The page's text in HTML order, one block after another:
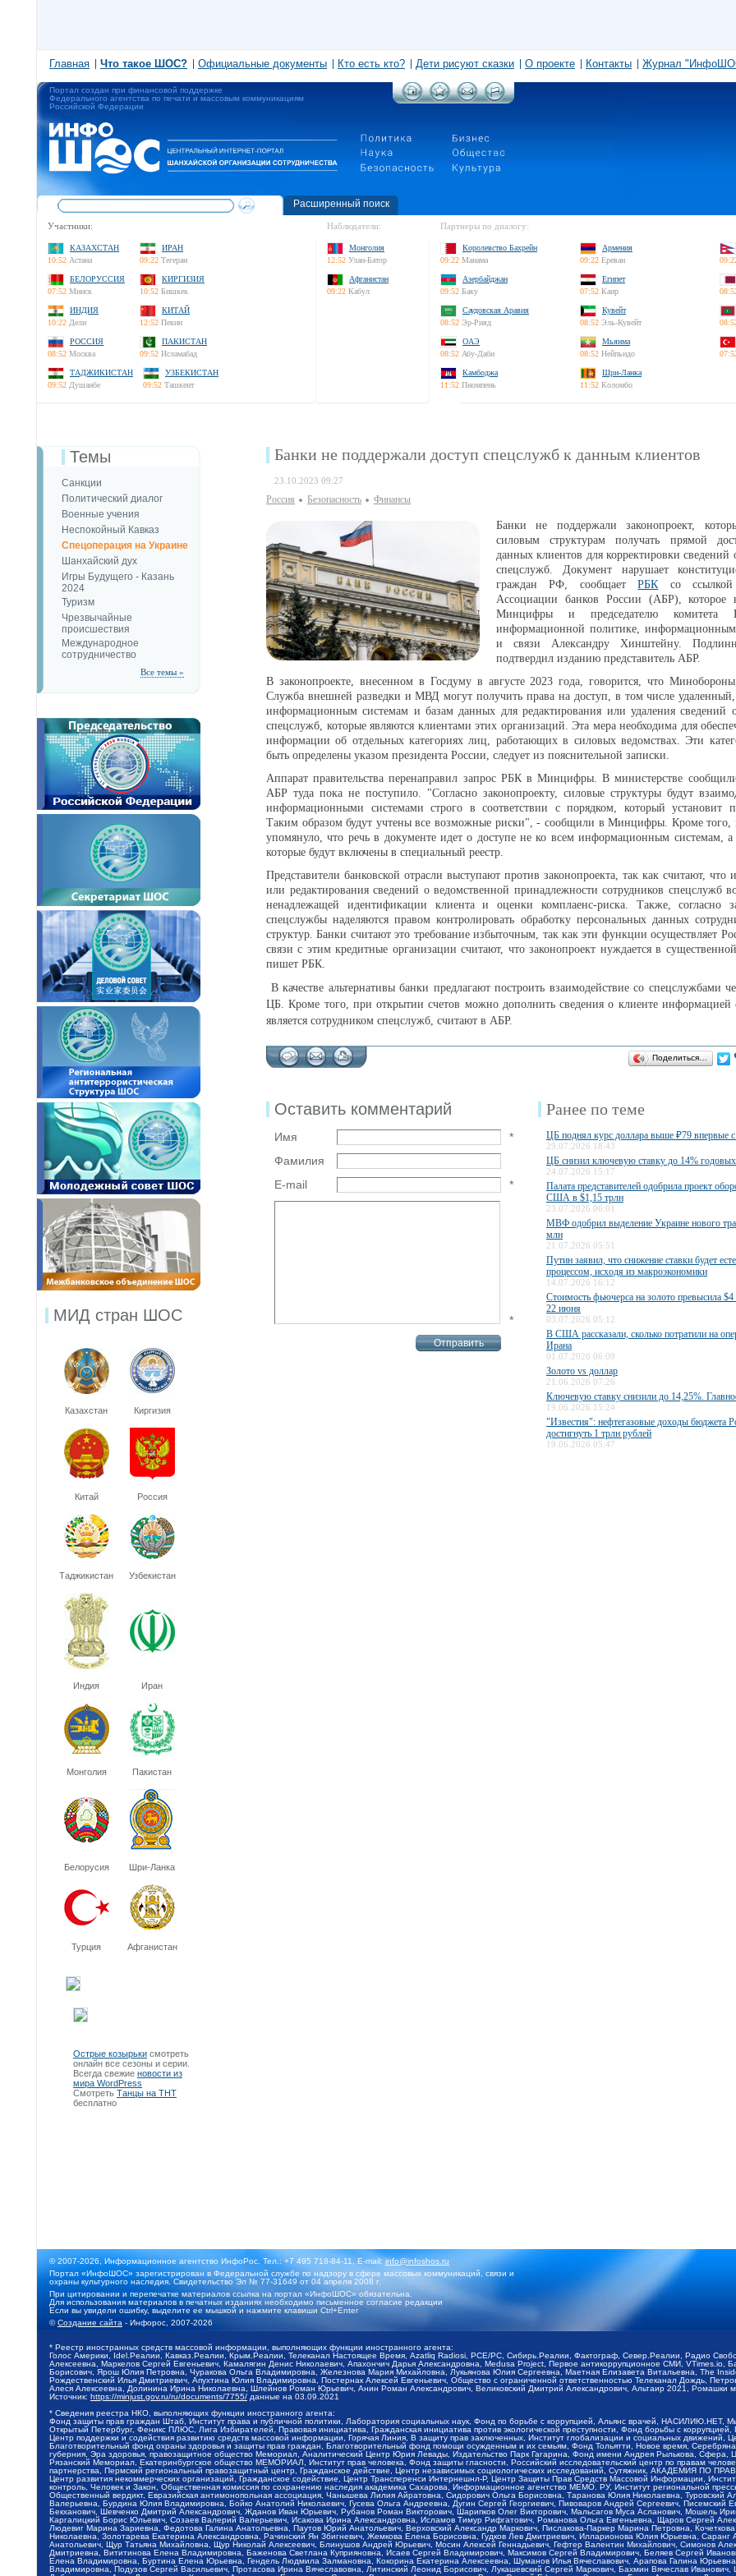
Главная Что такое ШОС? Официальные документы Кто есть кто? Дети рисуют сказки О проекте Контакты Журнал
Портал создан при финансовой поддержке
Федерального агентства по печати и массовым коммуникациям
Российской Федерации
Расширенный поиск
Участники:
КАЗАХСТАН
10:52 Астана
ИРАН
09:22 Тегеран
БЕЛОРУССИЯ
07:52 Минск
КИРГИЗИЯ
10:52 Бишкек
ИНДИЯ
10:22 Дели
КИТАЙ
12:52 Пекин
РОССИЯ
08:52 Москва
ПАКИСТАН
09:52 Исламабад
ТАДЖИКИСТАН
09:52 Душанбе
УЗБЕКИСТАН
09:52 Ташкент
Наблюдатели:
Монголия
12:52 Улан-Батор
Афганистан
09:22 Кабул
Партнеры по диалогу:
Королевство Бахрейн
09:22 Манама
Армения
09:22 Ереван
Азербайджан
09:52 Баку
Египет
07:52 Каир
Саудовская Аравия
08:52 Эр-Рияд
Кувейт
08:52 Эль-Кувейт
ОАЭ
08:52 Абу-Даби
Мьянма
08:52 Нейпьидо
Камбоджа
11:52 Пномпень
Шри-Ланка
11:52 Коломбо
Темы
Санкции
Политический диалог
Военные учения
Неспокойный Кавказ
Спецоперация на Украине
Шанхайский дух
Игры Будущего - Казань
2024
Туризм
Чрезвычайные
происшествия
Международное
сотрудничество
Все темы »
МИД стран ШОС
Казахстан Киргизия
Китай Россия
Таджикистан Узбекистан
Индия Иран
Монголия Пакистан
Белорусия Шри-Ланка
Турция Афганистан
Острые козырьки смотреть
онлайн все сезоны и серии.
Всегда свежие новости из
мира WordPress
Смотреть Танцы на ТНТ
бесплатно
Банки не поддержали доступ спецслужб к данным клиентов
23.10.2023 09:27
Россия Безопаcность Финансы
Банки не поддержали законопроект,
силовым структурам получать прямой
данных клиентов для корректировки сведений
спецслужб. Документ нарушает
граждан РФ, сообщаетРБКсо
Ассоциации банков России (АБР), которое
Минцифры и председателю комитета
информационной политике, информационным
и связи Александру Хинштейну.
подтвердил изданию представитель АБР.
В законопроекте, внесенном в Госдуму в августе 2023 года, говорится, что
Служба внешней разведки и МВД могут получить права на доступ, в том числе
информационным системам и базам данных для редактирования или удаления сведений
спецслужб, которые являются клиентами этих организаций. Эта мера необходима для
информации об отдельных категориях лиц, работающих в силовых ведомствах. Эти
быть определены указом президента России, следует из пояснительной записки.
Аппарат правительства перенаправил запрос РБК в Минцифры. В министерстве
АБР туда пока не поступило. "Согласно законопроекту, силовые структуры будут
информационными системами строго в соответствии с порядком, который установит
Таким образом будут учтены все возможные риски", - сообщили в Минцифры. Кроме того,
упомянуло, что речь в документе идет о доступе не ко всем информационным системам, а
которые будут включены в специальный реестр.
Представители банковской отрасли выступают против законопроекта, так как считают, что
или редактирования сведений о ведомственной принадлежности сотрудников спецслужб
ненадлежащей идентификации клиента и оценки комплаенс-риска. Также, согласно
спецслужбы наделяются правом контролировать обработку персональных данных
структур. Банки считают это требование избыточным, так как эти функции осуществляет
связи с этим кредитные организации считают, что законопроект нуждается в
пишет РБК.
В качестве альтернативы банки предлагают построить взаимодействие со спецслужбами
ЦБ. Кроме того, при открытии счетов можно дополнить сведения о клиенте информацией
является сотрудником спецслужб, считают в АБР.
Поделиться…
Оставить комментарий
Имя
*
Фамилия
E-mail
*
*
Ранее по теме
ЦБ поднял курс доллара выше ₽79 впервые с
29.07.2026 18:43
ЦБ снизил ключевую ставку до 14% годовых
24.07.2026 15:17
Палата представителей одобрила проект
США в $1,15 трлн
23.07.2026 06:01
МВФ одобрил выделение Украине нового
млн
21.07.2026 05:51
Путин заявил, что снижение ставки будет
процессом, исходя из макроэкономики
14.07.2026 16:12
Стоимость фьючерса на золото превысила
22 июня
03.07.2026 05:12
В США рассказали, сколько потратили на
Ирана
01.07.2026 06:09
Золото vs доллар
21.06.2026 07:26
Ключевую ставку снизили до 14,25%.
19.06.2026 15:24
"Известия": нефтегазовые доходы бюджета
достигнуть 1 трлн рублей
19.06.2026 05:47
© 2007-2026, Информационное агентство ИнфоРос. Тел.: +7 495 718-84-11, E-mail:info@infoshos.ru
Портал «ИнфоШОС» зарегистрирован в Федеральной службе по надзору в сфере массовых коммуникаций, связи и
охраны культурного наследия. Свидетельство Эл № 77-31649 от 04 апреля 2008 г.
При цитировании и перепечатке материалов ссылка на портал «ИнфоШОС» обязательна.
Для использования материалов в печатных изданиях необходимо письменное согласие редакции
Если вы увидели ошибку, выделите ее мышкой и нажмите клавиши Ctrl+Enter
©Создание сайта - Инфорос, 2007-2026
* Реестр иностранных средств массовой информации, выполняющих функции иностранного агента:
Голос Америки, Idel.Реалии, Кавказ.Реалии, Крым.Реалии, Телеканал Настоящее Время, Azatliq Radiosi, PCE/PC, Сибирь.Реалии, Фактограф, Север.Реалии, Радио
Алексеевна, Маркелов Сергей Евгеньевич, Камалягин Денис Николаевич, Апахончич Дарья Александровна, Medusa Project, Первое антикоррупционное СМИ,
Борисович, Ярош Юлия Петровна, Чуракова Ольга Владимировна, Железнова Мария Михайловна, Лукьянова Юлия Сергеевна, Маетная Елизавета Витальевна, The
Рождественский Илья Дмитриевич, Апухтина Юлия Владимировна, Постернак Алексей Евгеньевич, Общество с ограниченной ответственностью Телеканал Дождь,
Алеся Алексеевна, Долинина Ирина Николаевна, Шлейнов Роман Юрьевич, Анин Роман Александрович, Великовский Дмитрий Александрович, Альтаир 2021, Ромашки
Источник: https://minjust.gov.ru/ru/documents/7755/ данные на 03.09.2021
* Сведения реестра НКО, выполняющих функции иностранного агента:
Фонд защиты прав граждан Штаб, Институт права и публичной политики, Лаборатория социальных наук, Фонд по борьбе с коррупцией, Альянс врачей,
Открытый Петербург, Феникс ПЛЮС, Лига Избирателей, Правовая инициатива, Гражданская инициатива против экологической преступности, Фонд борьбы с
Центр поддержки и содействия развитию средств массовой информации, Горячая Линия, В защиту прав заключенных, Институт глобализации и социальных
Благотворительный фонд охраны здоровья и защиты прав граждан, Благотворительный фонд помощи осужденным и их семьям, Фонд Тольятти, Новое время,
губерния, Эра здоровья, правозащитное общество Мемориал, Аналитический Центр Юрия Левады, Издательство Парк Гагарина, Фонд имени Андрея Рылькова,
Рязанский Мемориал, Екатеринбургское общество МЕМОРИАЛ, Институт прав человека, Фонд защиты гласности, Российский исследовательский центр по правам
партнерства, Пермский региональный правозащитный центр, Гражданское действие, Центр независимых социологических исследований, Сутяжник, АКАДЕМИЯ ПО
Центр развития некоммерческих организаций, Гражданское содействие, Центр Трансперенси Интернешнл-Р, Центр Защиты Прав Средств Массовой Информации,
контроль, Человек и Закон, Общественная комиссия по сохранению наследия академика Сахарова, Информационное агентство МЕМО. РУ, Институт региональной
Общественный вердикт, Евразийская антимонопольная ассоциация, Чанышева Лилия Айратовна, Сидорович Ольга Борисовна, Таранова Юлия Николаевна, Туровский
Валерьевна, Бурдина Юлия Владимировна, Бойко Анатолий Николаевич, Гусева Ольга Андреевна, Дугин Сергей Георгиевич, Пивоваров Андрей Сергеевич, Писемский
Бекханович, Шевченко Дмитрий Александрович, Жданов Иван Юрьевич, Рубанов Роман Викторович, Шарипков Олег Викторович, Мальсагов Муса Асланович, Мошель
Каргалицкий Борис Юльевич, Созаев Валерий Валерьевич, Исакова Ирина Александровна, Исламов Тимур Рифгатович, Романова Ольга Евгеньевна, Щаров Сергей
Людевиг Марина Зариевна, Федотова Галина Анатольевна, Паутов Юрий Анатольевич, Верховский Александр Маркович, Пислакова-Паркер Марина Петровна,
Николаевна, Золотарева Екатерина Александровна, Рачинский Ян Збигневич, Жемкова Елена Борисовна, Гудков Лев Дмитриевич, Илларионова Юлия Юрьевна,
Анатольевич, Щур Татьяна Михайловна, Щур Николай Алексеевич, Блинушов Андрей Юрьевич, Мосин Алексей Геннадьевич, Гефтер Валентин Михайлович, Симонов
Дмитриевна, Вититинова Елена Владимировна, Баженова Светлана Куприяновна, Исаев Сергей Владимирович, Максимов Сергей Владимирович, Беляев Сергей
Елена Владимировна, Буртина Елена Юрьевна, Гендель Людмила Залмановна, Кокорина Екатерина Алексеевна, Шуманов Илья Вячеславович, Арапова Галина
Владимировна, Подузов Сергей Васильевич, Протасова Ирина Вячеславовна, Литинский Леонид Борисович, Лукашевский Сергей Маркович, Бахмин Вячеслав